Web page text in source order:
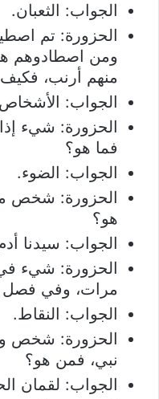
الجواب: الثعبان.
الحزورة: تم
ومن اصطادوهم
منهم أرنب،
الجواب:
الحزورة: شيء
فما هو؟
الجواب: الضوء.
الحزورة: شخص
هو؟
الجواب: سيدنا
الحزورة: شيء
مرات، وفي فصل
الجواب: النقاط.
الحزورة: شخص
نبي، فمن هو؟
الجواب: لقمان